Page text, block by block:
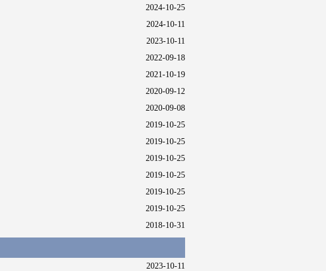
2024-10-25
2024-10-11
2023-10-11
2022-09-18
2021-10-19
2020-09-12
2020-09-08
2019-10-25
2019-10-25
2019-10-25
2019-10-25
2019-10-25
2019-10-25
2018-10-31
2023-10-11